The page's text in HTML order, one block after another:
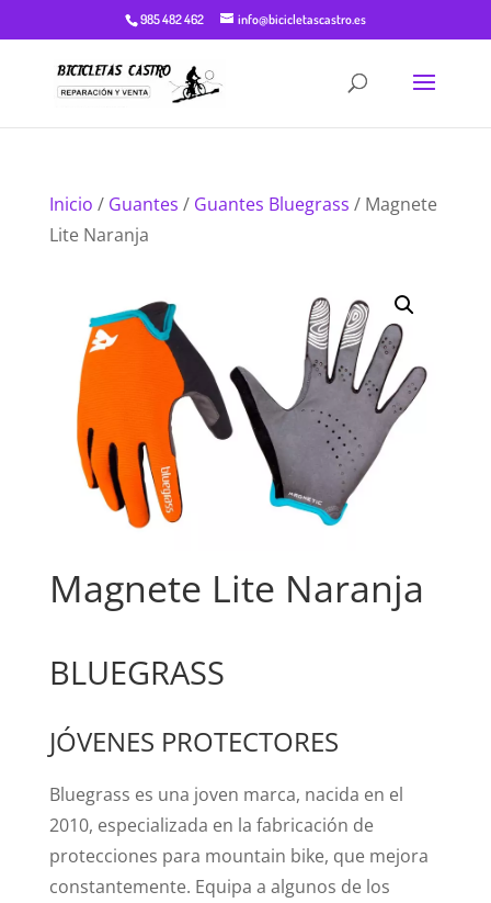
985 482 462 info@bicicletascastro.es
Inicio / Guantes / Guantes Bluegrass / Magnete
Lite Naranja
Magnete Lite Naranja
BLUEGRASS
JÓVENES PROTECTORES
Bluegrass es una joven marca, nacida en el
2010, especializada en la fabricación de
protecciones para mountain bike, que mejora
constantemente. Equipa a algunos de los